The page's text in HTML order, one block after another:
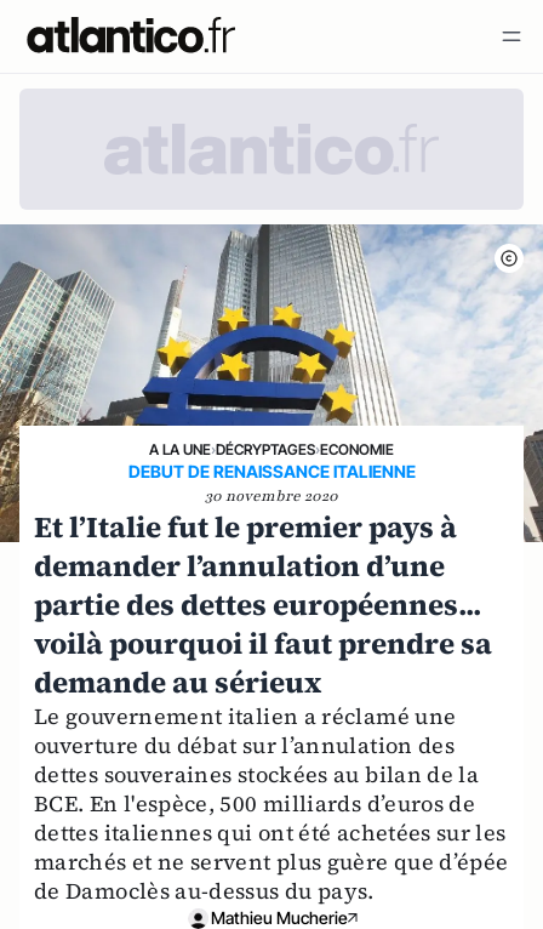
A LA UNE›DÉCRYPTAGES›ECONOMIE
DEBUT DE RENAISSANCE ITALIENNE
30 novembre 2020
Et l’Italie fut le premier pays à
demander l’annulation d’une
partie des dettes européennes...
voilà pourquoi il faut prendre sa
demande au sérieux
Le gouvernement italien a réclamé une
ouverture du débat sur l’annulation des
dettes souveraines stockées au bilan de la
BCE. En l'espèce, 500 milliards d’euros de
dettes italiennes qui ont été achetées sur les
marchés et ne servent plus guère que d’épée
de Damoclès au-dessus du pays.
Mathieu Mucherie